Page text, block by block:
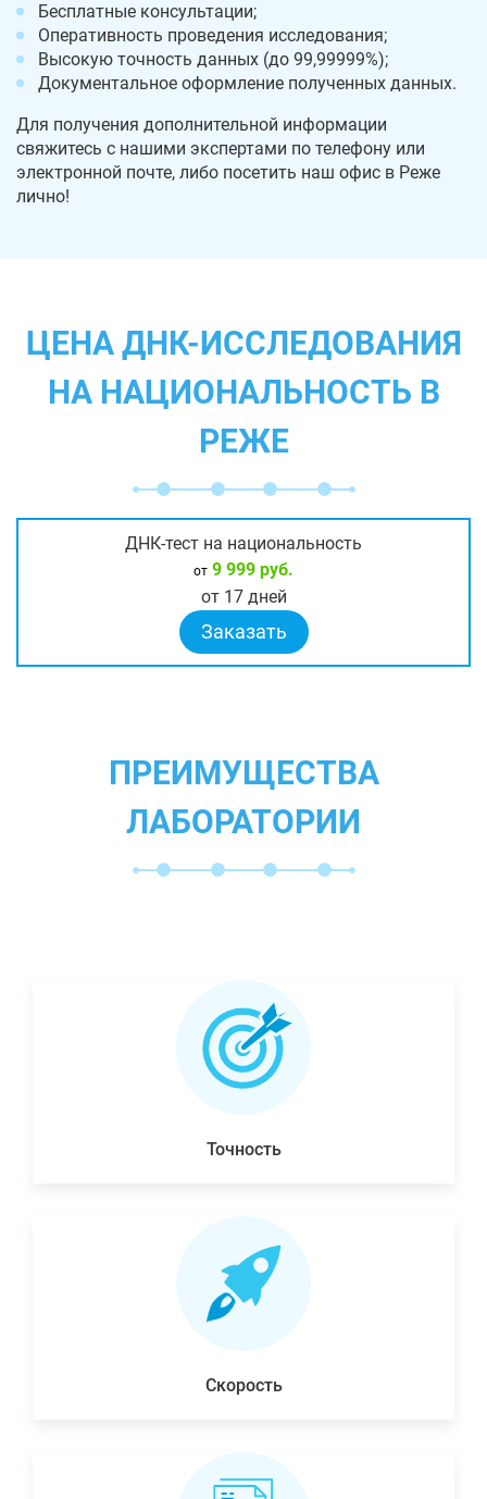
Бесплатные консультации;
Оперативность проведения исследования;
Высокую точность данных (до 99,99999%);
Документальное оформление полученных данных.
Для получения дополнительной информации
свяжитесь с нашими экспертами по телефону или
электронной почте, либо посетить наш офис в Реже
лично!
ЦЕНА ДНК-ИССЛЕДОВАНИЯ
НА НАЦИОНАЛЬНОСТЬ В
РЕЖЕ
ДНК-тест на национальность
от 9 999 руб.
от 17 дней
Заказать
ПРЕИМУЩЕСТВА
ЛАБОРАТОРИИ
Точность
Скорость